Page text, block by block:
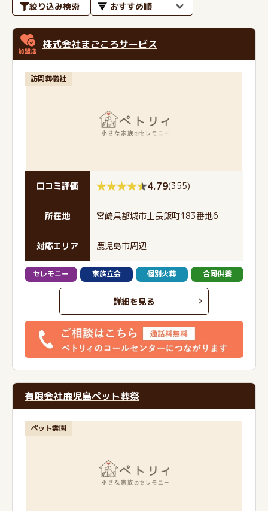
絞り込み検索
株式会社まごころサービス
訪問葬儀社
口コミ評価 4.79(355)
所在地 宮崎県都城市上長飯町183番地6
対応エリア 鹿児島市周辺
セレモニー 家族立会 個別火葬 合同供養
詳細を見る
有限会社鹿児島ペット葬祭
ペット霊園